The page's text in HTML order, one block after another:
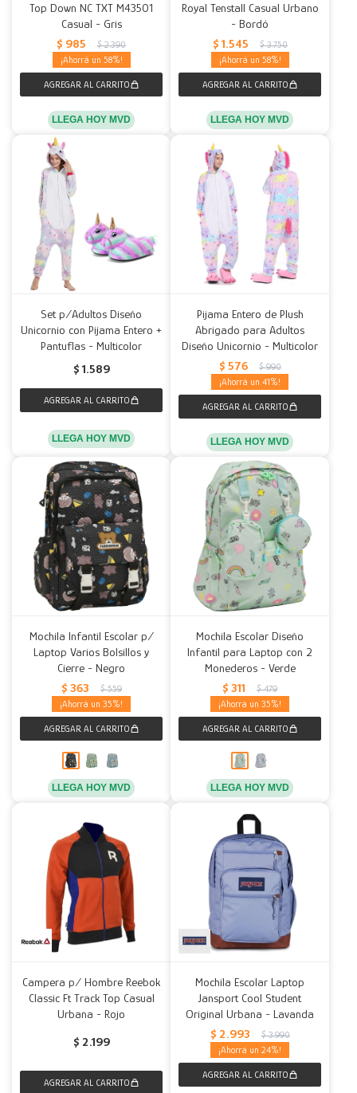
Top Down NC TXT M43501
Casual - Gris
$ 985 $ 2.390
58
LLEGA HOY MVD
Royal Tenstall Casual Urbano
- Bordó
$ 1.545 $ 3.750
58
LLEGA HOY MVD
Set p/Adultos Diseño
Unicornio con Pijama Entero +
Pantuflas - Multicolor
$ 1.589
LLEGA HOY MVD
Pijama Entero de Plush
Abrigado para Adultos
Diseño Unicornio - Multicolor
$ 576 $ 990
41
LLEGA HOY MVD
Mochila Infantil Escolar p/
Laptop Varios Bolsillos y
Cierre - Negro
$ 363 $ 559
35
LLEGA HOY MVD
Mochila Escolar Diseño
Infantil para Laptop con 2
Monederos - Verde
$ 311 $ 479
35
LLEGA HOY MVD
Campera p/ Hombre Reebok
Classic Ft Track Top Casual
Urbana - Rojo
$ 2.199
Mochila Escolar Laptop
Jansport Cool Student
Original Urbana - Lavanda
$ 2.993 $ 3.990
24